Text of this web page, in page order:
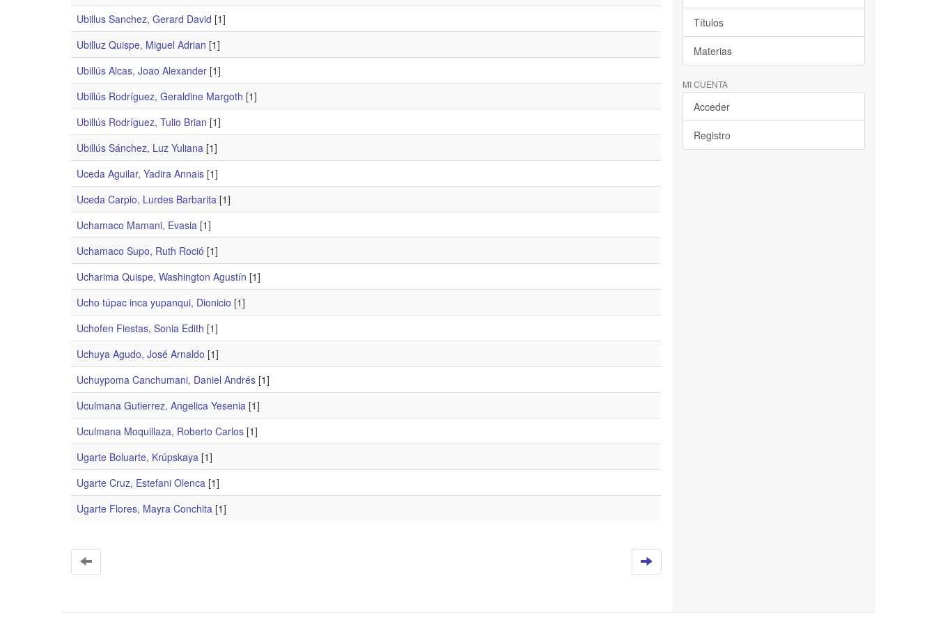
Ubillus Sanchez, Gerard David [1]
Ubilluz Quispe, Miguel Adrian [1]
Ubillús Alcas, Joao Alexander [1]
Ubillús Rodríguez, Geraldine Margoth [1]
Ubillús Rodríguez, Tulio Brian [1]
Ubillús Sánchez, Luz Yuliana [1]
Uceda Aguilar, Yadira Annais [1]
Uceda Carpio, Lurdes Barbarita [1]
Uchamaco Mamani, Evasia [1]
Uchamaco Supo, Ruth Roció [1]
Ucharima Quispe, Washington Agustín [1]
Ucho túpac inca yupanqui, Dionicio [1]
Uchofen Fiestas, Sonia Edith [1]
Uchuya Agudo, José Arnaldo [1]
Uchuypoma Canchumani, Daniel Andrés [1]
Uculmana Gutierrez, Angelica Yesenia [1]
Uculmana Moquillaza, Roberto Carlos [1]
Ugarte Boluarte, Krúpskaya [1]
Ugarte Cruz, Estefani Olenca [1]
Ugarte Flores, Mayra Conchita [1]
Títulos
Materias
MI CUENTA
Acceder
Registro